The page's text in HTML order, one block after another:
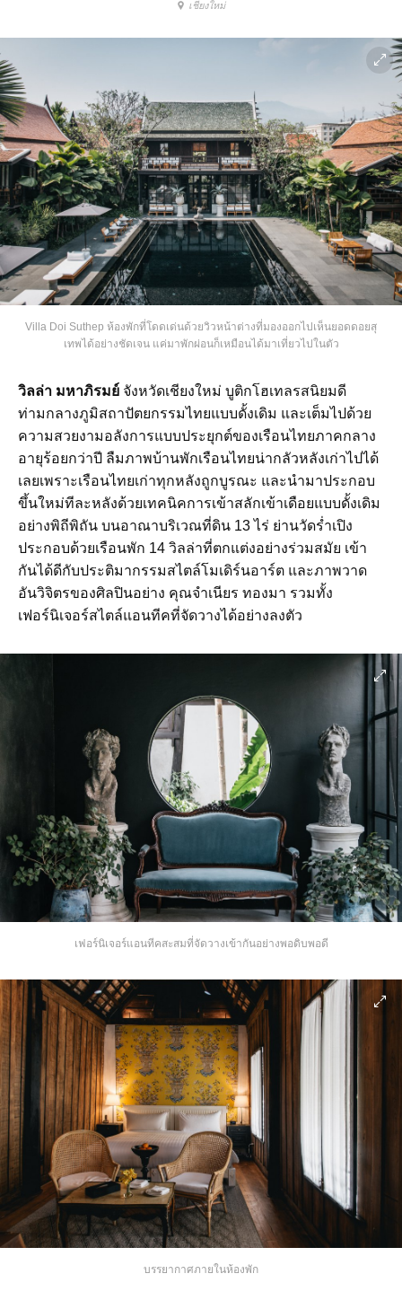
เชียงใหม่
Villa Doi Suthep ห้องพักที่โดดเด่นด้วยวิวหน้าต่างที่มองออกไปเห็นยอดดอยสุ
เทพได้อย่างชัดเจน แค่มาพักผ่อนก็เหมือนได้มาเที่ยวไปในตัว
วิลล่า มหาภิรมย์ จังหวัดเชียงใหม่ บูติกโฮเทลรสนิยมดี
ท่ามกลางภูมิสถาปัตยกรรมไทยแบบดั้งเดิม และเต็มไปด้วย
ความสวยงามอลังการแบบประยุกต์ของเรือนไทยภาคกลาง
อายุร้อยกว่าปี ลืมภาพบ้านพักเรือนไทยน่ากลัวหลังเก่าไปได้
เลยเพราะเรือนไทยเก่าทุกหลังถูกบูรณะ และนำมาประกอบ
ขึ้นใหม่ทีละหลังด้วยเทคนิคการเข้าสลักเข้าเดือยแบบดั้งเดิม
อย่างพิถีพิถัน บนอาณาบริเวณที่ดิน 13 ไร่ ย่านวัดร่ำเปิง
ประกอบด้วยเรือนพัก 14 วิลล่าที่ตกแต่งอย่างร่วมสมัย เข้า
กันได้ดีกับประติมากรรมสไตล์โมเดิร์นอาร์ต และภาพวาด
อันวิจิตรของศิลปินอย่าง คุณจำเนียร ทองมา รวมทั้ง
เฟอร์นิเจอร์สไตล์แอนทีคที่จัดวางได้อย่างลงตัว
เฟอร์นิเจอร์แอนทีคสะสมที่จัดวางเข้ากันอย่างพอดิบพอดี
บรรยากาศภายในห้องพัก